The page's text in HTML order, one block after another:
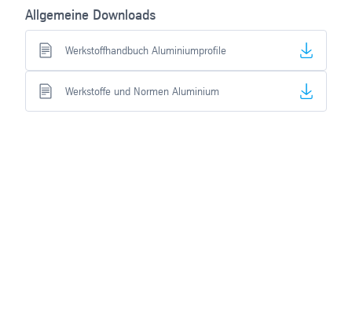
Allgemeine Downloads
Werkstoffhandbuch Aluminiumprofile
Werkstoffe und Normen Aluminium